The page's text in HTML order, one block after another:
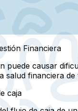
Financiera
puede causar
salud financiera de
caja